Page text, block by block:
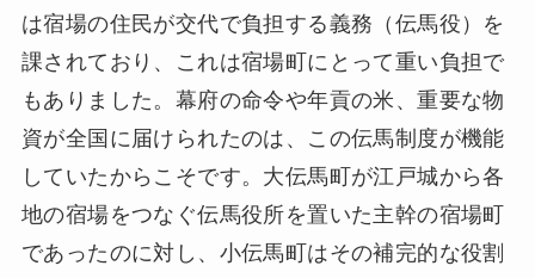
は宿場の住民が交代で負担する義務（伝馬役）を
課されており、これは宿場町にとって重い負担で
もありました。幕府の命令や年貢の米、重要な物
資が全国に届けられたのは、この伝馬制度が機能
していたからこそです。大伝馬町が江戸城から各
地の宿場をつなぐ伝馬役所を置いた主幹の宿場町
であったのに対し、小伝馬町はその補完的な役割